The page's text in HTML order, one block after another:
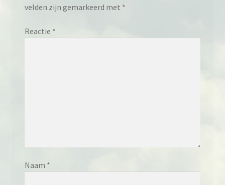
velden zijn gemarkeerd met *
Reactie *
Naam *